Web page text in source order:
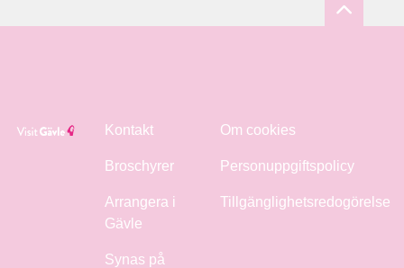
Kontakt
Broschyrer
Arrangera i
Gävle
Synas på
Om cookies
Personuppgiftspolicy
Tillgänglighetsredogörelse